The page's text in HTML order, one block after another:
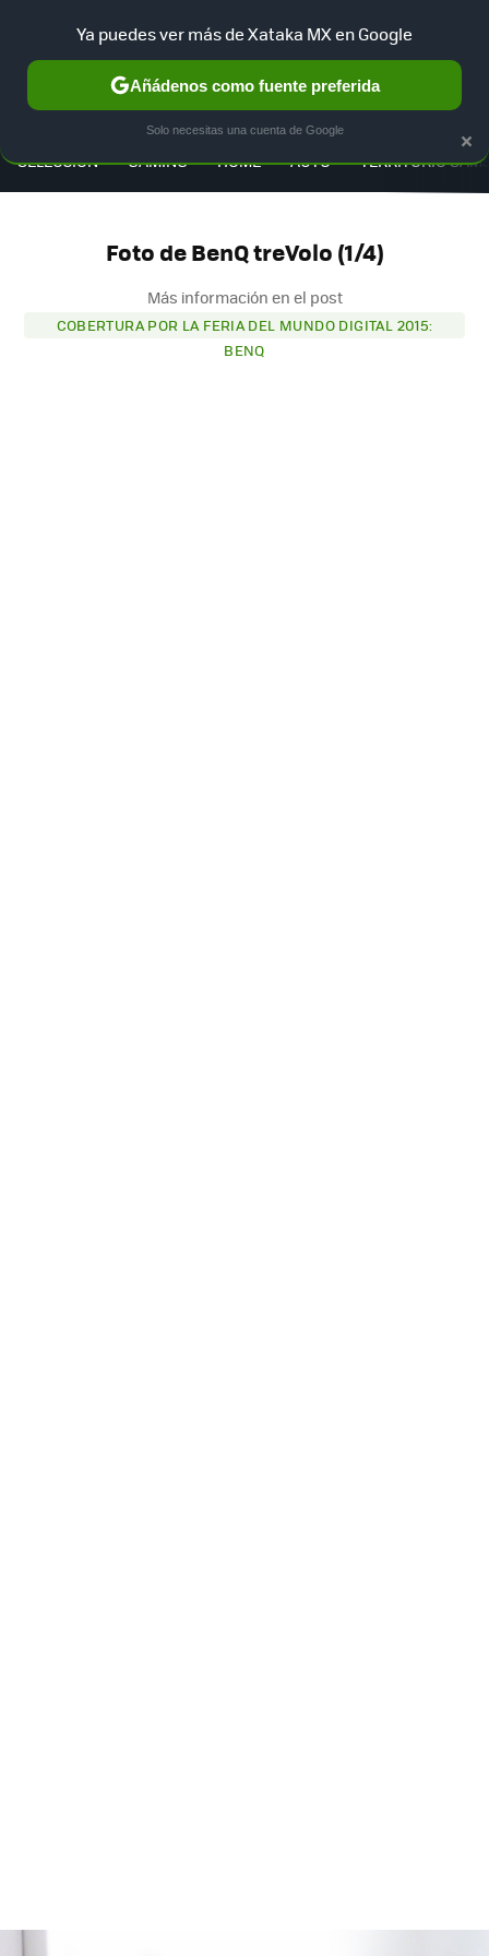
SELECCIÓN GAMING HOME AUTO TERRITORIO
Foto de BenQ treVolo (1/4)
Más información en el post
COBERTURA POR LA FERIA DEL MUNDO DIGITAL 2015:
BENQ
×
Ya puedes ver más de Xataka MX en Google
Añádenos como fuente preferida
Solo necesitas una cuenta de Google